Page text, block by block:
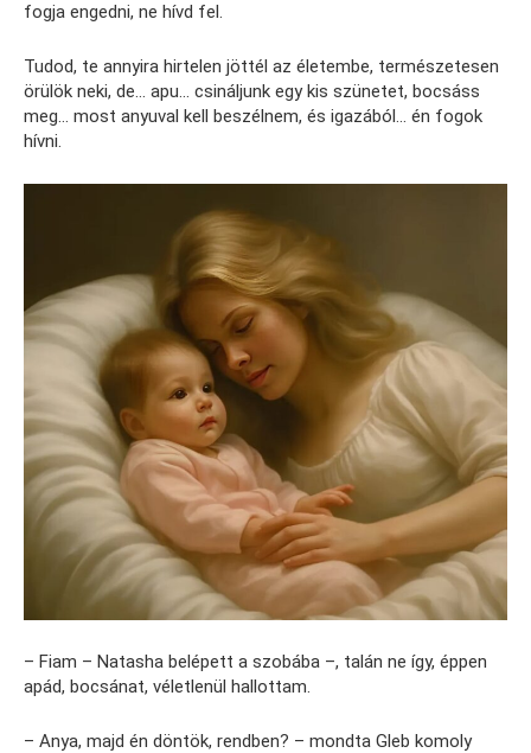
fogja engedni, ne hívd fel.
Tudod, te annyira hirtelen jöttél az életembe, természetesen
örülök neki, de… apu… csináljunk egy kis szünetet, bocsáss
meg… most anyuval kell beszélnem, és igazából… én fogok
hívni.
– Fiam – Natasha belépett a szobába –, talán ne így, éppen
apád, bocsánat, véletlenül hallottam.
– Anya, majd én döntök, rendben? – mondta Gleb komoly